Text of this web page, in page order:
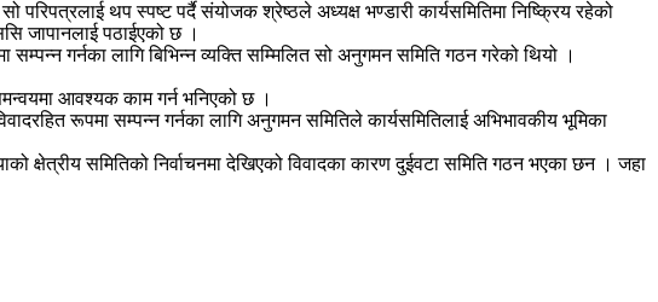
थप स्पष्ट पर्दै संयोजक श्रेष्ठले अध्यक्ष भण्डारी कार्यसमितिमा निष्क्रिय रहेको
जापानलाई पठाईएको छ ।
गर्नका लागि बिभिन्न व्यक्ति सम्मिलित सो अनुगमन समिति गठन गरेको थियो ।
आवश्यक काम गर्न भनिएको छ ।
रूपमा सम्पन्न गर्नका लागि अनुगमन समितिले कार्यसमितिलाई अभिभावकीय भूमिका
क्षेत्रीय समितिको निर्वाचनमा देखिएको विवादका कारण दुईवटा समिति गठन भएका छन । जहा